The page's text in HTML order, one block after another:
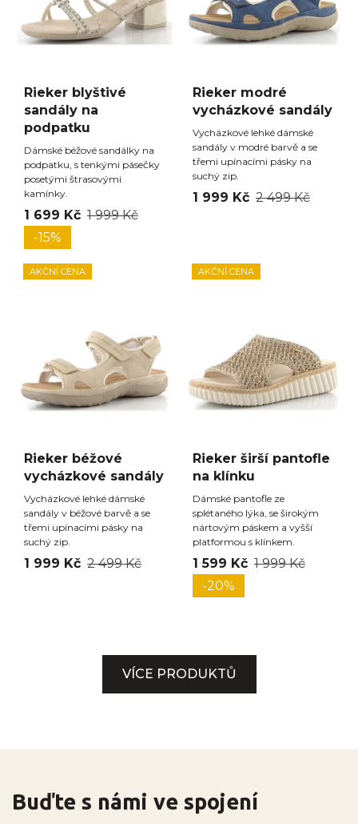
Rieker blyštivé
sandály na
podpatku
Dámské béžové sandálky na
podpatku, s tenkými pásečky
posetými štrasovými
kamínky.
1 699 Kč 1 999 Kč
-15%
Rieker modré
vycházkové sandály
Vycházkové lehké dámské
sandály v modré barvě a se
třemi upínacími pásky na
suchý zip.
1 999 Kč 2 499 Kč
AKČNÍ CENA
Rieker béžové
vycházkové sandály
Vycházkové lehké dámské
sandály v béžové barvě a se
třemi upínacími pásky na
suchý zip.
1 999 Kč 2 499 Kč
AKČNÍ CENA
Rieker širší pantofle
na klínku
Dámské pantofle ze
splétaného lýka, se širokým
nártovým páskem a vyšší
platformou s klínkem.
1 599 Kč 1 999 Kč
-20%
VÍCE PRODUKTŮ
Buďte s námi ve spojení